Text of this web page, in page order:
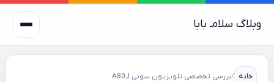
وبلاگ سلامـ بابا
خانه /بررسی تخصصی تلویزیون سونی A80J